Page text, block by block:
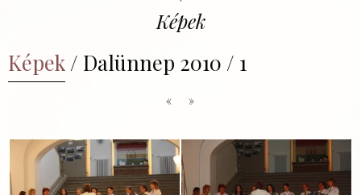
Képek
Képek / Dalünnep 2010 / 1
« »